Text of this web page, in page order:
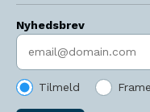
Nyhedsbrev
Indtast søgeord
Tilmeld